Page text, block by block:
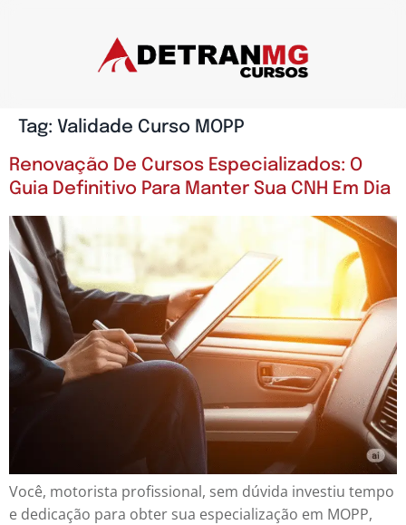
Tag: Validade Curso MOPP
Renovação De Cursos Especializados: O
Guia Definitivo Para Manter Sua CNH Em Dia
Você, motorista profissional, sem dúvida investiu tempo
e dedicação para obter sua especialização em MOPP,